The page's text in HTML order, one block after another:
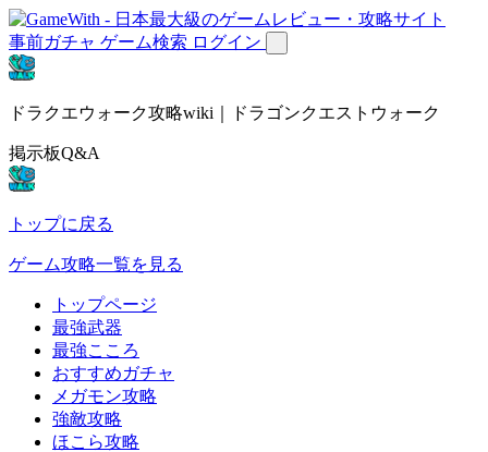
事前ガチャ ゲーム検索 ログイン
ドラクエウォーク攻略wiki｜ドラゴンクエストウォーク
掲示板Q&A
トップに戻る
ゲーム攻略一覧を見る
トップページ
最強武器
最強こころ
おすすめガチャ
メガモン攻略
強敵攻略
ほこら攻略